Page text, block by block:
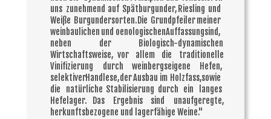
uns zunehmend auf Spätburgunder, Riesling und
Weiße Burgundersorten.Die Grundpfeilermeiner
weinbaulichen und oenologischenAuffassungsind,
neben
der
Biologisch-dynamischen
Wirtschaftsweise, vor allem die
traditionelle
Vinifizierung
durch weinbergseigene
Hefen,
selektiverHandlese,derAusbau im Holzfass,sowie
die natürliche Stabilisierung durch ein
langes
Hefelager. Das Ergebnis sind
unaufgeregte,
herkunftsbezogene und lagerfähige Weine."